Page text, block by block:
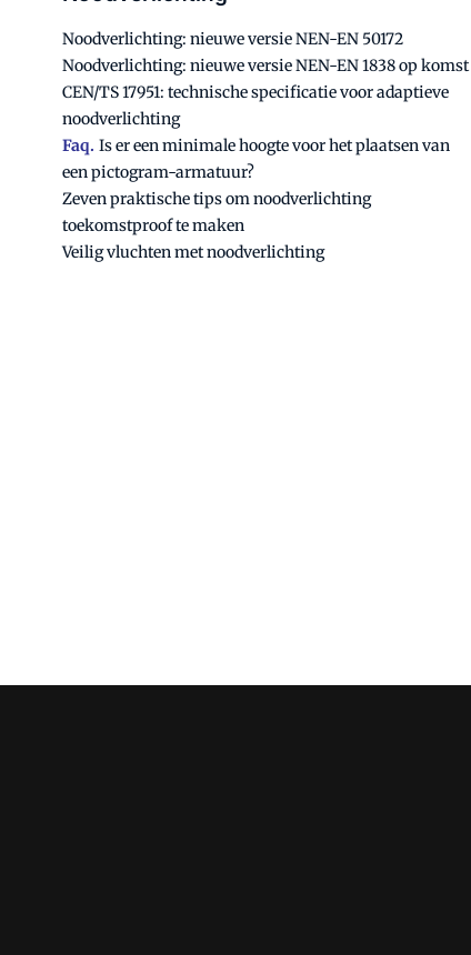
Noodverlichting: nieuwe versie NEN-EN 50172
Noodverlichting: nieuwe versie NEN-EN 1838 op komst
CEN/TS 17951: technische specificatie voor adaptieve
noodverlichting
Faq. Is er een minimale hoogte voor het plaatsen van
een pictogram-armatuur?
Zeven praktische tips om noodverlichting
toekomstproof te maken
Veilig vluchten met noodverlichting